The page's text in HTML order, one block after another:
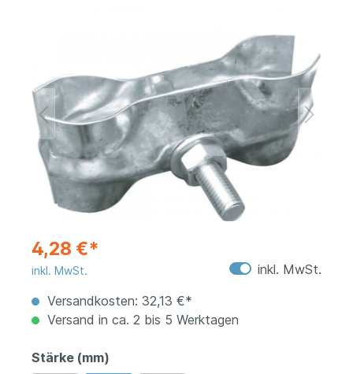
4,28 €*
inkl. MwSt.
inkl. MwSt.
Versandkosten: 32,13 €*
Versand in ca. 2 bis 5 Werktagen
Stärke (mm)